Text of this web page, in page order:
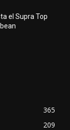
el Supra Top
365
209